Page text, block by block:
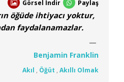
Görsel İndir Paylaş
öğüde ihtiyacı yoktur,
faydalanamazlar.
Benjamin Franklin
Akıl , Öğüt , Akıllı Olmak